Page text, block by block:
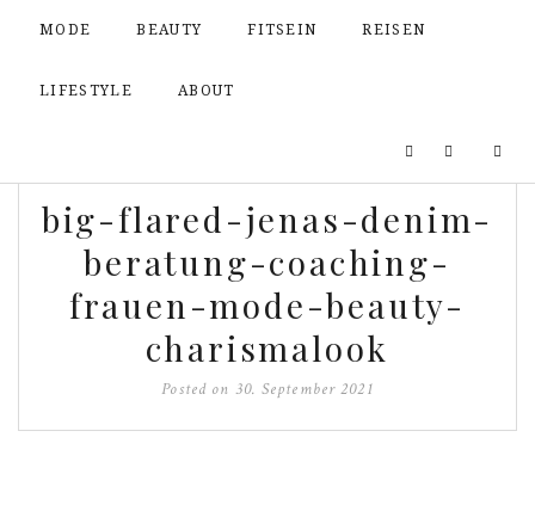
MODE BEAUTY FITSEIN REISEN
LIFESTYLE ABOUT
big-flared-jenas-denim-
beratung-coaching-
frauen-mode-beauty-
charismalook
Posted on 30. September 2021